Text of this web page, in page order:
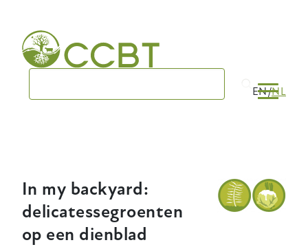
main
navigation
EN NL
In my backyard:
delicatessegroenten
op een dienblad